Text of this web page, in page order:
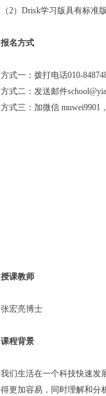
（2）Drisk学习版具有标准
报名方式
方式一：拨打电话010-
方式二：发送邮件
方式三：加微信 muwei9901
授课教师
张宏亮博士
课程背景
我们生活在一个科技快速发
得更加容易，同时理解和分